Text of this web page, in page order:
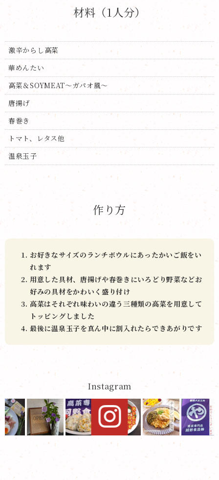
材料（1人分）
激辛からし高菜
華めんたい
高菜＆SOYMEAT〜ガパオ風〜
唐揚げ
春巻き
トマト、レタス他
温泉玉子
作り方
お好きなサイズのランチボウルにあったかいご飯をい
れます
用意した具材、唐揚げや春巻きにいろどり野菜などお
好みの具材をかわいく盛り付け
高菜はそれぞれ味わいの違う三種類の高菜を用意して
トッピングしました
最後に温泉玉子を真ん中に割入れたらできあがりです
Instagram